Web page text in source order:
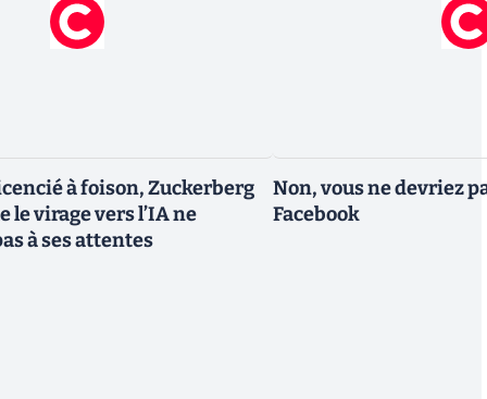
à foison, Zuckerberg
le virage vers l’IA ne
à ses attentes
Non, vous ne devriez
Facebook